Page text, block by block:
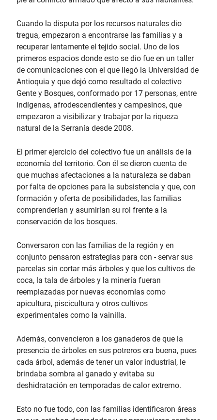
Cuando la disputa por los recursos naturales dio
tregua, empezaron a encontrarse las familias y a
recuperar lentamente el tejido social. Uno de los
primeros espacios donde esto se dio fue en un taller
de comunicaciones con el que llegó la Universidad de
Antioquia y que dejó como resultado el colectivo
Gente y Bosques, conformado por 17 personas, entre
indígenas, afrodescendientes y campesinos, que
empezaron a visibilizar y trabajar por la riqueza
natural de la Serranía desde 2008.
El primer ejercicio del colectivo fue un análisis de la
economía del territorio. Con él se dieron cuenta de
que muchas afectaciones a la naturaleza se daban
por falta de opciones para la subsistencia y que, con
formación y oferta de posibilidades, las familias
comprenderían y asumirían su rol frente a la
conservación de los bosques.
Conversaron con las familias de la región y en
conjunto pensaron estrategias para con - servar sus
parcelas sin cortar más árboles y que los cultivos de
coca, la tala de árboles y la minería fueran
reemplazadas por nuevas economías como
apicultura, piscicultura y otros cultivos
experimentales como la vainilla.
Además, convencieron a los ganaderos de que la
presencia de árboles en sus potreros era buena, pues
cada árbol, además de tener un valor industrial, le
brindaba sombra al ganado y evitaba su
deshidratación en temporadas de calor extremo.
Esto no fue todo, con las familias identificaron áreas